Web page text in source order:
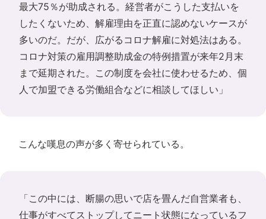
最大75％が助成される。経営者がこうした支払いを
したくないため、解雇理由を正直に認めないケースが
多いのだ。だが、広がるコロナ解雇に対処法はある。
コロナ対策の雇用調整助成金の特例措置が来年2月末
まで延期された。この制度を会社に使わせるため、個
人で加盟できる労働組合などに相談してほしい」
こんな嘆息の声が多く寄せられている。
「この中には、断腸の思いで店を畳んだ自営業者も、
仕事がすべてストップしてニート状態になっているフ